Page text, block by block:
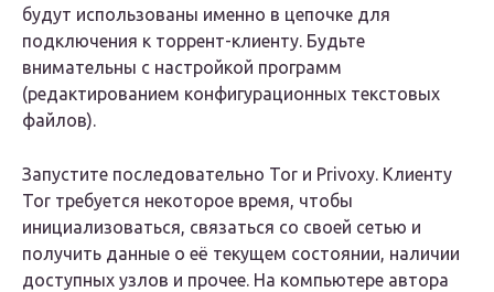
будут использованы именно в цепочке для
подключения к торрент-клиенту. Будьте
внимательны с настройкой программ
(редактированием конфигурационных текстовых
файлов).
Запустите последовательно Tor и Privoxy. Клиенту
Tor требуется некоторое время, чтобы
инициализоваться, связаться со своей сетью и
получить данные о её текущем состоянии, наличии
доступных узлов и прочее. На компьютере автора